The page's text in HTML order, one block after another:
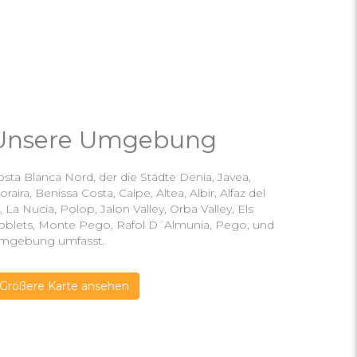
Umgebung
Blanca Nord, der die Städte Denia, Javea,
Benissa Costa, Calpe, Altea, Albir, Alfaz del
La Nucia, Polop, Jalon Valley, Orba Valley, Els
Monte Pego, Rafol D´Almunia, Pego, und
umfasst.
Größere Karte ansehen